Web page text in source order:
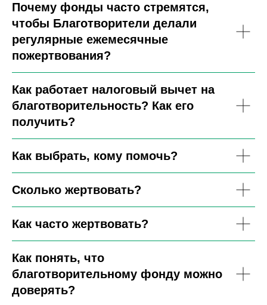
Почему фонды часто стремятся,
чтобы Благотворители делали
регулярные ежемесячные
пожертвования?
Как работает налоговый вычет на
благотворительность? Как его
получить?
Как выбрать, кому помочь?
Сколько жертвовать?
Как часто жертвовать?
Как понять, что
благотворительному фонду можно
доверять?